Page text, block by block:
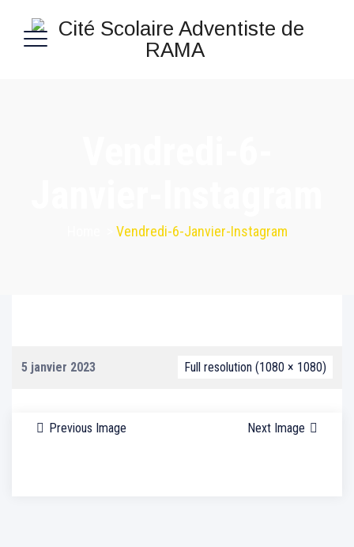
Vendredi-6-Janvier-Instagram
5 janvier 2023 Full resolution (1080 × 1080)
Previous Image Next Image